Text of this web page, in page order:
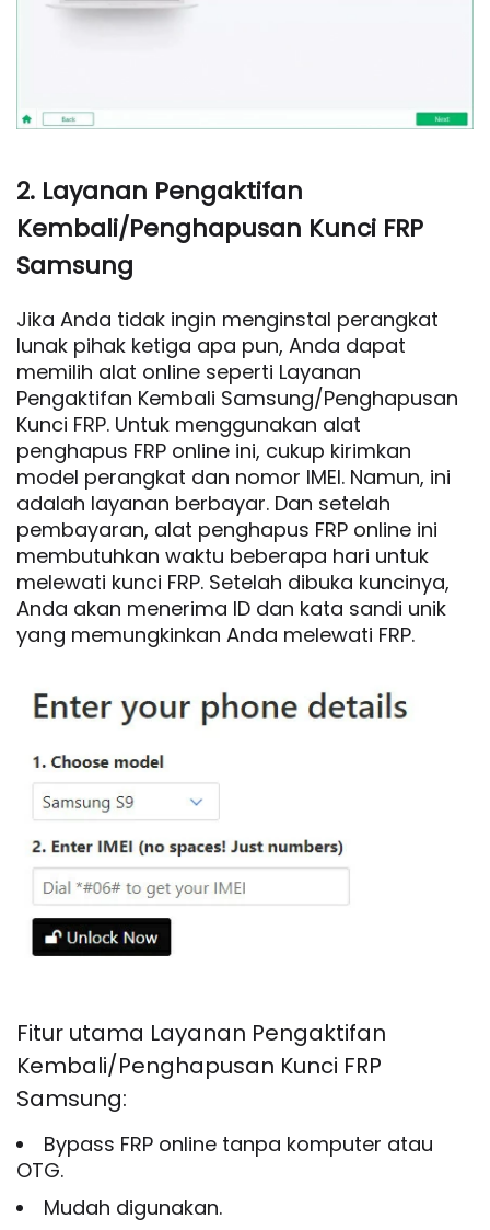
2. Layanan Pengaktifan
Kembali/Penghapusan Kunci FRP
Samsung
Jika Anda tidak ingin menginstal perangkat
lunak pihak ketiga apa pun, Anda dapat
memilih alat online seperti Layanan
Pengaktifan Kembali Samsung/Penghapusan
Kunci FRP. Untuk menggunakan alat
penghapus FRP online ini, cukup kirimkan
model perangkat dan nomor IMEI. Namun, ini
adalah layanan berbayar. Dan setelah
pembayaran, alat penghapus FRP online ini
membutuhkan waktu beberapa hari untuk
melewati kunci FRP. Setelah dibuka kuncinya,
Anda akan menerima ID dan kata sandi unik
yang memungkinkan Anda melewati FRP.
Fitur utama Layanan Pengaktifan
Kembali/Penghapusan Kunci FRP
Samsung:
Bypass FRP online tanpa komputer atau
OTG.
Mudah digunakan.